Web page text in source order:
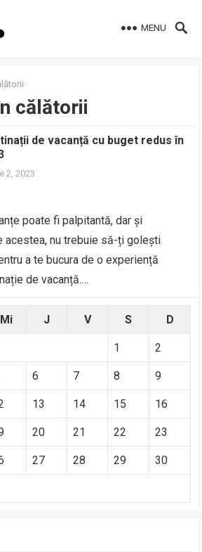
MENU
călătorii
de vacanță cu buget redus în
2, 2023
poate fi palpitantă, dar și
acestea, nu trebuie să-ți golești
a te bucura de o experiență
de vacanță.…
Mi J V S D
1 2
6 7 8 9
13 14 15 16
20 21 22 23
27 28 29 30